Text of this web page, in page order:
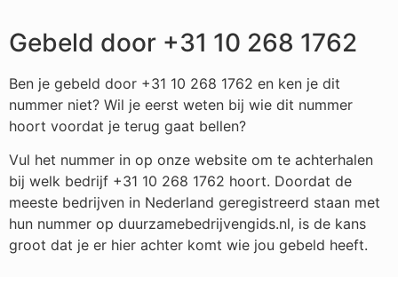
Gebeld door +31 10 268 1762
Ben je gebeld door +31 10 268 1762 en ken je dit
nummer niet? Wil je eerst weten bij wie dit nummer
hoort voordat je terug gaat bellen?
Vul het nummer in op onze website om te achterhalen
bij welk bedrijf +31 10 268 1762 hoort. Doordat de
meeste bedrijven in Nederland geregistreerd staan met
hun nummer op duurzamebedrijvengids.nl, is de kans
groot dat je er hier achter komt wie jou gebeld heeft.